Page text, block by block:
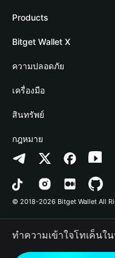
เกี่ยวกับ Bitget Wallet
Blog
Academy
ข่าวสารด้านคริปโต
ศูนย์ช่วยเหลือ
ติดต่อเรา
ทรัพยากรข้อมูลของแบรนด์
อาชีพ
Products
Crypto Card
Stablecoin Earn
Payfi Crypto
Crypto Swap API
Altcoin Season Index
Prediction Markets
DApp
RWA
Bitget Wallet X
นักพัฒนา
เชื่อมต่อ Wallet
Bitget Wallet Pay
ลิสต์โปรเจกต์
ความปลอดภัย
Protection Fund
เทคโนโลยีความปลอดภัย
เครื่องมือ
ซื้อคริปโต
การตรวจจับการอนุญาต
การตรวจจับสัญญา
การโอนเป็นชุด
สินทรัพย์
Arbitrum
Avalanche
Bitcoin
Polygon
กฎหมาย
นโยบายความเป็นส่วนตัว
ข้อตกลงในการใช้บริการ
© 2018-2026 Bitget Wallet All
ทำความเข้าใจโทเค็นใ